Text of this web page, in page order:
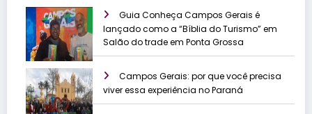
Guia Conheça Campos Gerais é
lançado como a “Bíblia do Turismo” em
Salão do trade em Ponta Grossa
Campos Gerais: por que você precisa
viver essa experiência no Paraná